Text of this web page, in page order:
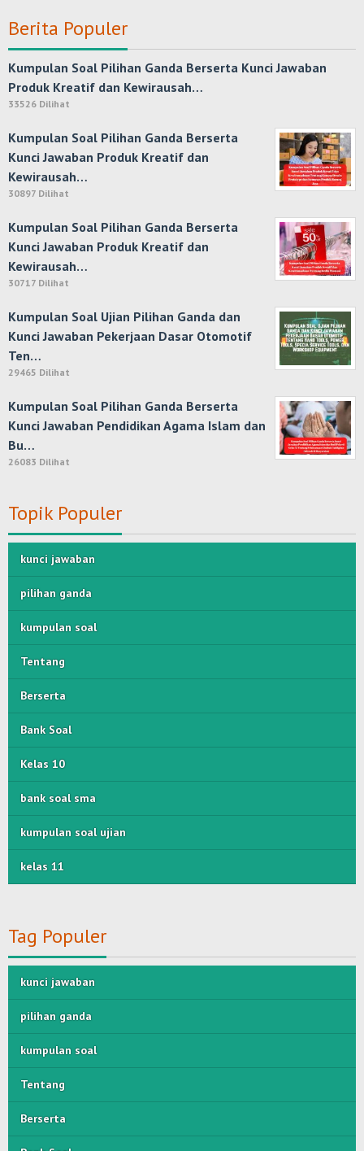
Berita Populer
Kumpulan Soal Pilihan Ganda Berserta Kunci Jawaban
Produk Kreatif dan Kewirausah…
33526 Dilihat
Kumpulan Soal Pilihan Ganda Berserta
Kunci Jawaban Produk Kreatif dan
Kewirausah…
30897 Dilihat
Kumpulan Soal Pilihan Ganda Berserta
Kunci Jawaban Produk Kreatif dan
Kewirausah…
30717 Dilihat
Kumpulan Soal Ujian Pilihan Ganda dan
Kunci Jawaban Pekerjaan Dasar Otomotif
Ten…
29465 Dilihat
Kumpulan Soal Pilihan Ganda Berserta
Kunci Jawaban Pendidikan Agama Islam dan
Bu…
26083 Dilihat
Topik Populer
kunci jawaban
pilihan ganda
kumpulan soal
Tentang
Berserta
Bank Soal
Kelas 10
bank soal sma
kumpulan soal ujian
kelas 11
Tag Populer
kunci jawaban
pilihan ganda
kumpulan soal
Tentang
Berserta